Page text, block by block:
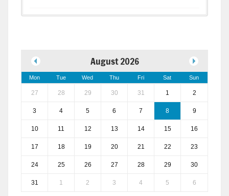
August 2026
Mon Tue Wed Thu Fri Sat Sun
27 28 29 30 31 1 2
3 4 5 6 7 8 9
10 11 12 13 14 15 16
17 18 19 20 21 22 23
24 25 26 27 28 29 30
31 1 2 3 4 5 6